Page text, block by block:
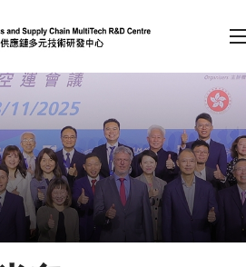
按回車鍵）
會員登入
A A EN 繁 简